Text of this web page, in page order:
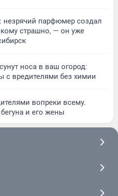
незрячий парфюмер создал
страшно, — он уже
носа в ваш огород:
с вредителями без химии
вопреки всему.
и его жены